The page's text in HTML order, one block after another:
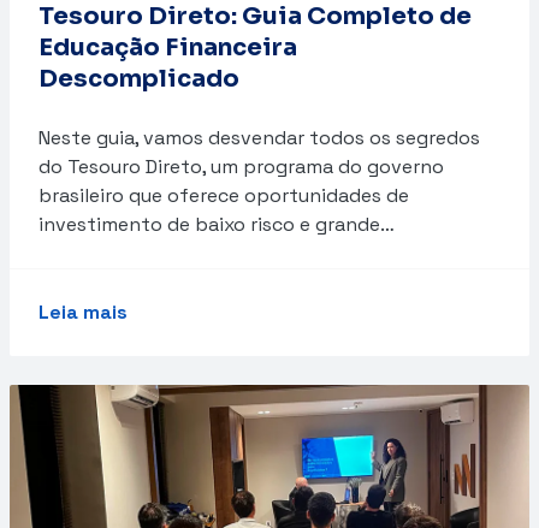
Tesouro Direto: Guia Completo de
Educação Financeira
Descomplicado
Neste guia, vamos desvendar todos os segredos
do Tesouro Direto, um programa do governo
brasileiro que oferece oportunidades de
investimento de baixo risco e grande…
Leia mais